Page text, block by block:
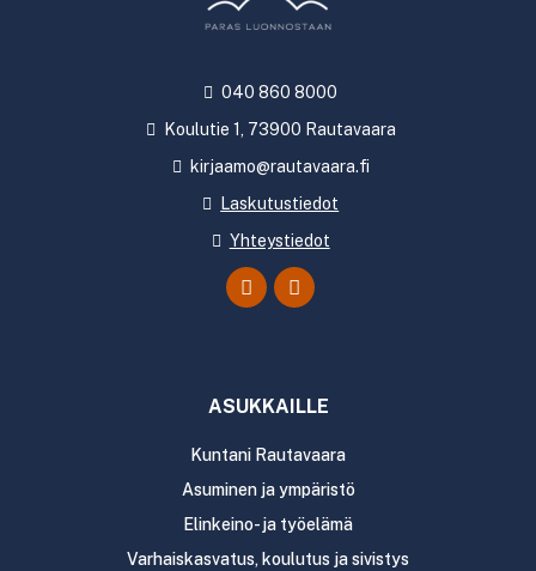
040 860 8000
Koulutie 1, 73900 Rautavaara
kirjaamo@rautavaara.fi
Laskutustiedot
Yhteystiedot
ASUKKAILLE
Kuntani Rautavaara
Asuminen ja ympäristö
Elinkeino- ja työelämä
Varhaiskasvatus, koulutus ja sivistys